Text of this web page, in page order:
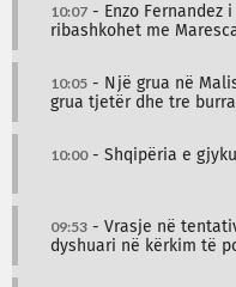
10:07 - Enzo Fernandez
ribashkohet me
10:05 - Një grua në
grua tjetër dhe tre burra
10:00- Shqipëria e
09:53 - Vrasje në
dyshuari në kërkim të